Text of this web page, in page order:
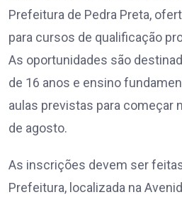
Prefeitura de Pedra Preta,
para cursos de qualificação
As oportunidades são
de 16 anos e ensino
aulas previstas para começar
de agosto.
As inscrições devem ser
Prefeitura, localizada na